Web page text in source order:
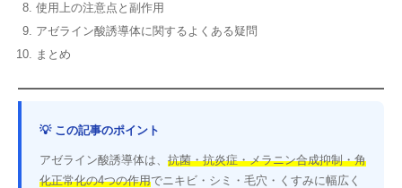
使用上の注意点と副作用
アゼライン酸誘導体に関するよくある疑問
まとめ
💡 この記事のポイント
アゼライン酸誘導体は、 抗菌・抗炎症・メラニン合成抑制・角
化正常化の4つの作用でニキビ・シミ・毛穴・くすみに幅広く